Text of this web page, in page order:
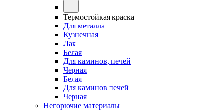
Термостойкая краска
Для металла
Кузнечная
Лак
Белая
Для каминов, печей
Черная
Белая
Для каминов печей
Черная
Негорючие материалы